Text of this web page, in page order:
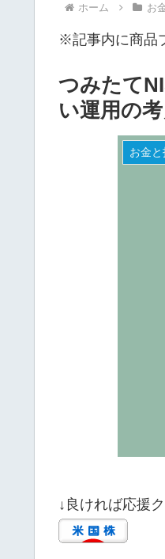
ホーム お
※記事内に商品
つみたて
い運用の
お金と
↓良ければ応援